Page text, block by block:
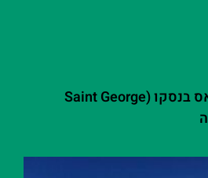
מלון סנט ג'ורג' פאלאס בנסקו (Saint George